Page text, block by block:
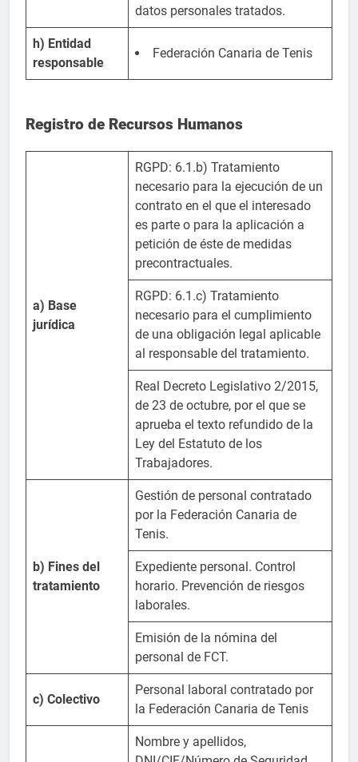
datos personales tratados.
h) Entidad
responsable
Federación Canaria de Tenis
Registro de Recursos Humanos
a) Base
jurídica
RGPD: 6.1.b) Tratamiento
necesario para la ejecución de un
contrato en el que el interesado
es parte o para la aplicación a
petición de éste de medidas
precontractuales.
RGPD: 6.1.c) Tratamiento
necesario para el cumplimiento
de una obligación legal aplicable
al responsable del tratamiento.
Real Decreto Legislativo 2/2015,
de 23 de octubre, por el que se
aprueba el texto refundido de la
Ley del Estatuto de los
Trabajadores.
b) Fines del
tratamiento
Gestión de personal contratado
por la Federación Canaria de
Tenis.
Expediente personal. Control
horario. Prevención de riesgos
laborales.
Emisión de la nómina del
personal de FCT.
c) Colectivo
Personal laboral contratado por
la Federación Canaria de Tenis
Nombre y apellidos,